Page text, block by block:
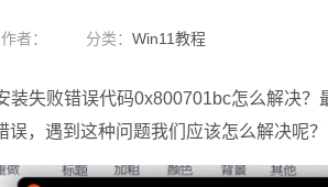
作者： 分类： Win11教程
败错误代码0x800701bc怎么解决？
误，遇到这种问题我们应该怎么解决呢